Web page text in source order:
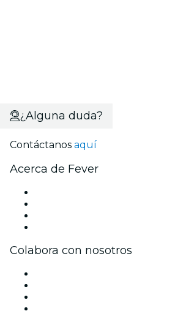
¿Alguna duda?
Contáctanos aquí
Acerca de Fever
Colabora con nosotros